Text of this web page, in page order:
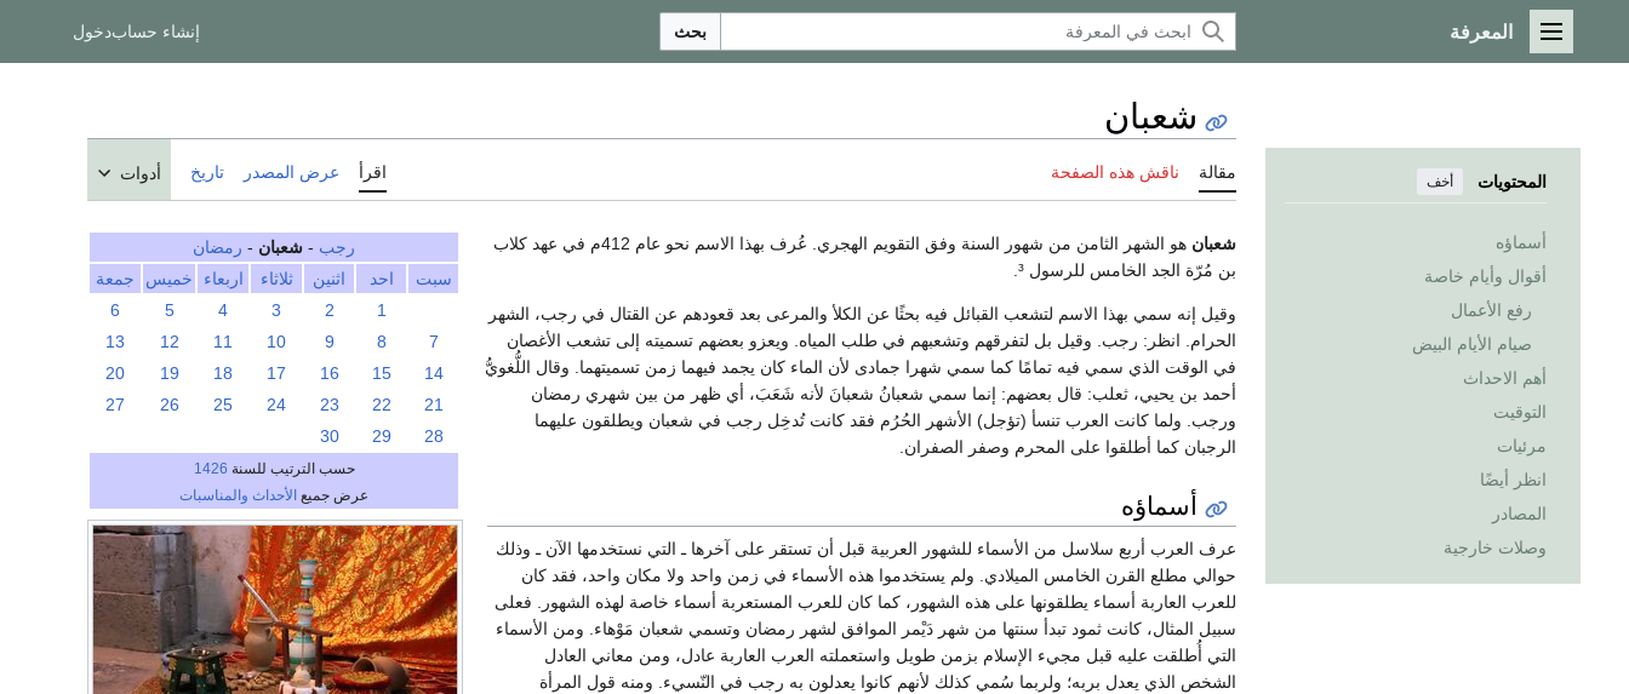
القائمة الرئيسية
المعرفة بحث إنشاء حسابدخول
المحتويات أخف
أسماؤه
أقوال وأيام خاصة
رفع الأعمال
صيام الأيام البيض
أهم الاحداث
التوقيت
مرئيات
انظر أيضًا
المصادر
وصلات خارجية
شعبان
مقالة ناقش هذه الصفحة اقرأ عرض المصدر تاريخ أدوات
رجب - شعبان - رمضان
سبت
احد اثنين ثلاثاء اربعاء خميس
جمعة
1
2
3
4
5
6
7
8
9
10
11
12
13
14
15
16
17
18
19
20
21
22
23
24
25
26
27
28
29
30
حسب الترتيب للسنة 1426
عرض جميع الأحداث والمناسبات
شعبان
هو الشهر الثامن من شهور السنة وفق التقويم الهجري. عُرف بهذا الاسم نحو عام 412م في عهد كلاب
بن مُرّة الجد الخامس للرسول ³.
وقيل إنه سمي بهذا الاسم لتشعب القبائل فيه بحثًا عن الكلأ والمرعى بعد قعودهم عن القتال في رجب، الشهر
الحرام. انظر: رجب. وقيل بل لتفرقهم وتشعبهم في طلب المياه. ويعزو بعضهم تسميته إلى تشعب الأغصان
في الوقت الذي سمي فيه تمامًا كما سمي شهرا جمادى لأن الماء كان يجمد فيهما زمن تسميتهما. وقال اللُّغويُّ
أحمد بن يحيي، ثعلب: قال بعضهم: إنما سمي شعبانُ شعبانَ لأنه شَعَبَ، أي ظهر من بين شهري رمضان
ورجب. ولما كانت العرب تنسأ (تؤجل) الأشهر الحُرُم فقد كانت تُدخِل رجب في شعبان ويطلقون عليهما
الرجبان كما أطلقوا على المحرم وصفر الصفران.
أسماؤه
عرف العرب أربع سلاسل من الأسماء للشهور العربية قبل أن تستقر على آخرها ـ التي نستخدمها الآن ـ وذلك
حوالي مطلع القرن الخامس الميلادي. ولم يستخدموا هذه الأسماء في زمن واحد ولا مكان واحد، فقد كان
للعرب العاربة أسماء يطلقونها على هذه الشهور، كما كان للعرب المستعربة أسماء خاصة لهذه الشهور. فعلى
سبيل المثال، كانت ثمود تبدأ سنتها من شهر دَيْمر الموافق لشهر رمضان وتسمي شعبان مَوْهاء. ومن الأسماء
التي أُطلقت عليه قبل مجيء الإسلام بزمن طويل واستعملته العرب العاربة عادل، ومن معاني العادل
الشخص الذي يعدل بربه؛ ولربما سُمي كذلك لأنهم كانوا يعدلون به رجب في النّسيء. ومنه قول المرأة